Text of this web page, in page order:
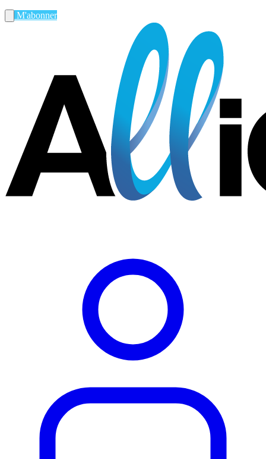
M'abonner